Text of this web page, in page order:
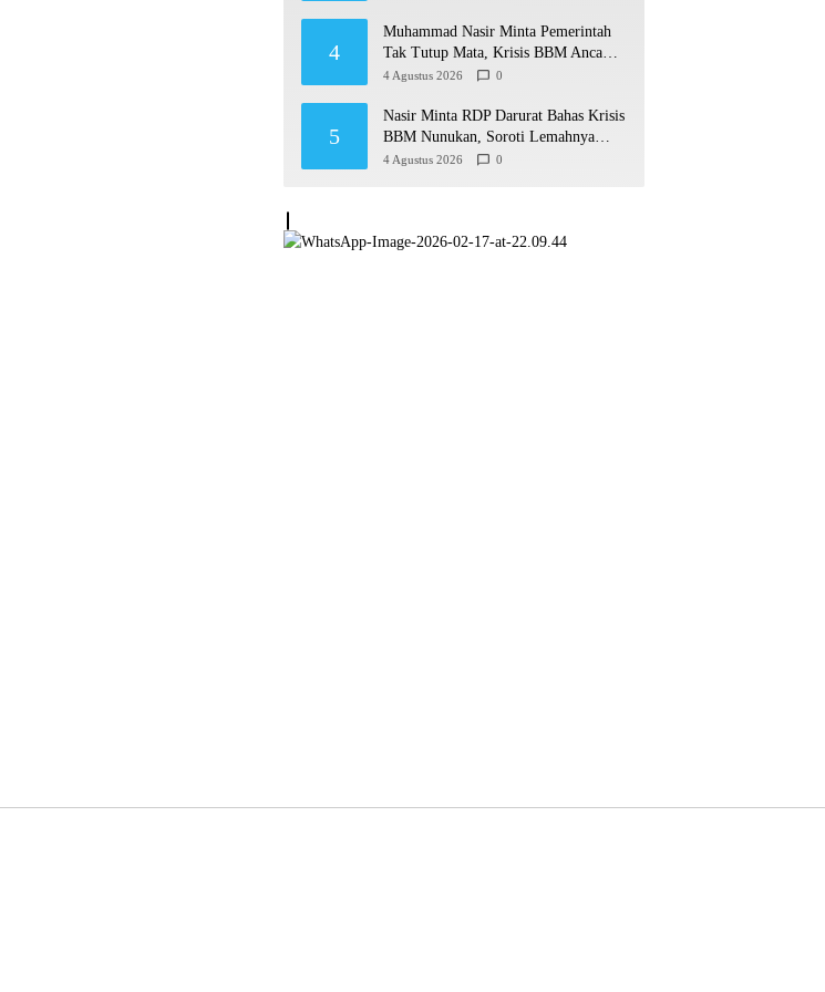
4
Muhammad Nasir Minta Pemerintah
Tak Tutup Mata, Krisis BBM Ancam
Ekonomi Masyarakat Nunukan
4 Agustus 2026 0
5
Nasir Minta RDP Darurat Bahas Krisis
BBM Nunukan, Soroti Lemahnya
Sistem Distribusi
4 Agustus 2026 0